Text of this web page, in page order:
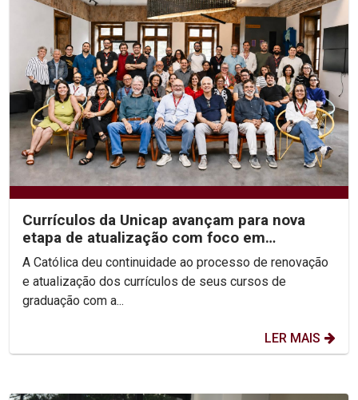
Currículos da Unicap avançam para nova
etapa de atualização com foco em
competências e habilidades
A Católica deu continuidade ao processo de renovação
e atualização dos currículos de seus cursos de
graduação com a...
LER MAIS